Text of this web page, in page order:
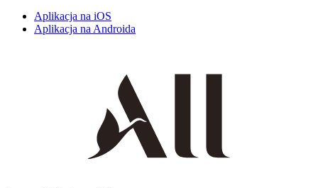
Aplikacja na iOS
Aplikacja na Androida